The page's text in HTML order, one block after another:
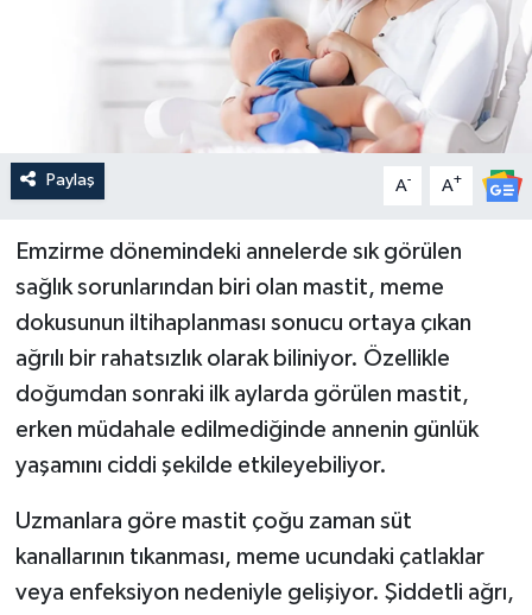
Paylaş A- A+
Emzirme dönemindeki annelerde sık görülen
sağlık sorunlarından biri olan mastit, meme
dokusunun iltihaplanması sonucu ortaya çıkan
ağrılı bir rahatsızlık olarak biliniyor. Özellikle
doğumdan sonraki ilk aylarda görülen mastit,
erken müdahale edilmediğinde annenin günlük
yaşamını ciddi şekilde etkileyebiliyor.
Uzmanlara göre mastit çoğu zaman süt
kanallarının tıkanması, meme ucundaki çatlaklar
veya enfeksiyon nedeniyle gelişiyor. Şiddetli ağrı,